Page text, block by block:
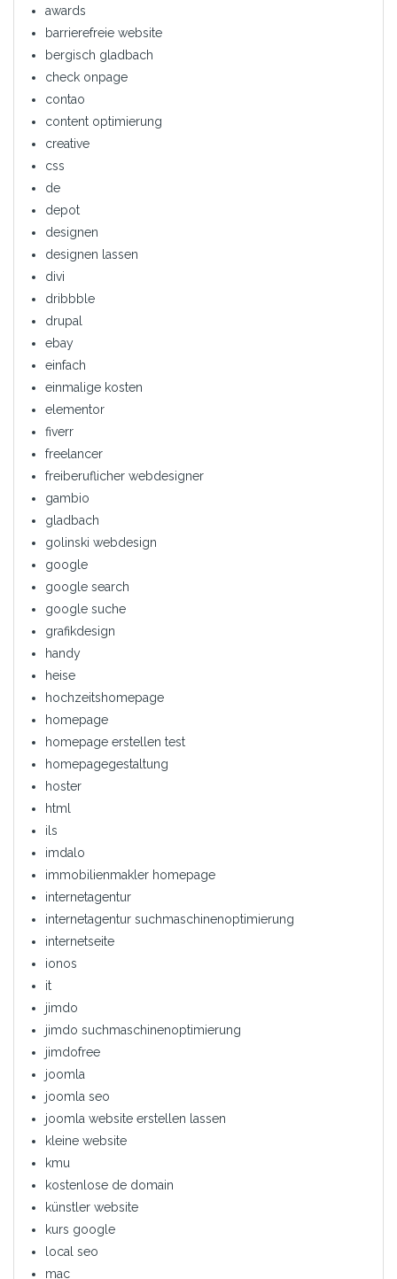
awards
barrierefreie website
bergisch gladbach
check onpage
contao
content optimierung
creative
css
de
depot
designen
designen lassen
divi
dribbble
drupal
ebay
einfach
einmalige kosten
elementor
fiverr
freelancer
freiberuflicher webdesigner
gambio
gladbach
golinski webdesign
google
google search
google suche
grafikdesign
handy
heise
hochzeitshomepage
homepage
homepage erstellen test
homepagegestaltung
hoster
html
ils
imdalo
immobilienmakler homepage
internetagentur
internetagentur suchmaschinenoptimierung
internetseite
ionos
it
jimdo
jimdo suchmaschinenoptimierung
jimdofree
joomla
joomla seo
joomla website erstellen lassen
kleine website
kmu
kostenlose de domain
künstler website
kurs google
local seo
mac